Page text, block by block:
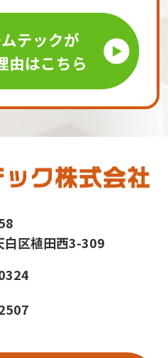
テックが
由はこちら
白区植田西3-309